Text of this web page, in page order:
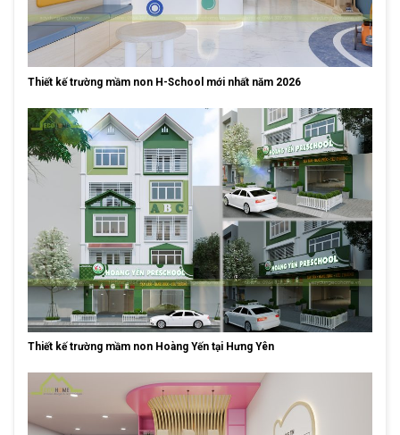
Thiết kế trường mầm non H-School mới nhất năm 2026
Thiết kế trường mầm non Hoàng Yến tại Hưng Yên